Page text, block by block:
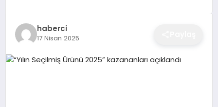
EĞITIM
EKONOMI
haberci
17 Nisan 2025